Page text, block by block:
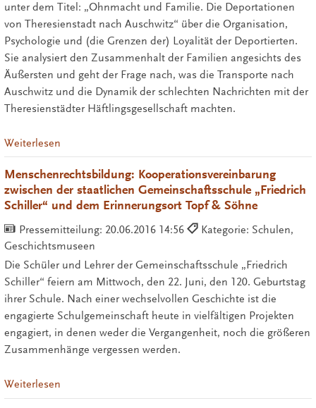
unter dem Titel: „Ohnmacht und Familie. Die Deportationen
von Theresienstadt nach Auschwitz“ über die Organisation,
Psychologie und (die Grenzen der) Loyalität der Deportierten.
Sie analysiert den Zusammenhalt der Familien angesichts des
Äußersten und geht der Frage nach, was die Transporte nach
Auschwitz und die Dynamik der schlechten Nachrichten mit der
Theresienstädter Häftlingsgesellschaft machten.
Weiterlesen
Menschenrechtsbildung: Kooperationsvereinbarung
zwischen der staatlichen Gemeinschaftsschule „Friedrich
Schiller“ und dem Erinnerungsort Topf & Söhne
Pressemitteilung: 20.06.2016 14:56
Kategorie: Schulen,
Geschichtsmuseen
Die Schüler und Lehrer der Gemeinschaftsschule „Friedrich
Schiller“ feiern am Mittwoch, den 22. Juni, den 120. Geburtstag
ihrer Schule. Nach einer wechselvollen Geschichte ist die
engagierte Schulgemeinschaft heute in vielfältigen Projekten
engagiert, in denen weder die Vergangenheit, noch die größeren
Zusammenhänge vergessen werden.
Weiterlesen